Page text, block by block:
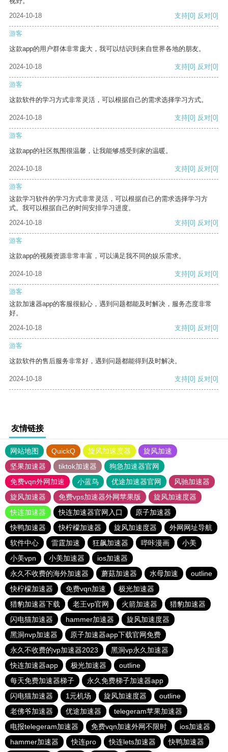
2024-10-18
支持[0] 反对[0]
游客
这款app的用户群体非常庞大，我可以结识到来自世界各地的朋友。
2024-10-18 支持[0] 反对[0]
游客
这款软件的学习方式非常灵活，可以根据自己的需求选择学习方式。
2024-10-18 支持[0] 反对[0]
游客
这款app的社区氛围很温馨，让我能够感受到家的温暖。
2024-10-18 支持[0] 反对[0]
游客
这款学习软件的学习方式非常灵活，可以根据自己的需求选择学习方
式。我可以根据自己的时间安排学习进度。
2024-10-18
支持[0] 反对[0]
游客
这款app的视频资源非常丰富，可以满足我不同的娱乐需求。
2024-10-18 支持[0] 反对[0]
游客
这款加速器app的客服很贴心，遇到问题都能及时解决，服务态度非常
好。
2024-10-18
支持[0] 反对[0]
游客
这款软件的售后服务非常好，遇到问题都能得到及时解决。
2024-10-18 支持[0] 反对[0]
友情链接
网站地图 QuickQ 旋风加速度器
旋风加速
坚果加速器
tiktok加速器
狗急加速器官网
免费vqn外网加速
小蓝鸟 优途加速器官网
风驰加速器
旋风加速器
免费vps加速器外网苹果版
旋风加速度器
快连加速器
快连加速器官网入口
原子加速器
快鸭加速器
快柠檬加速器 旋风加速度器
外网网址导航
软件中心
雷霆加速 狂飙加速器 哔咔漫画
小美
小美vpn
小美加速器
ios加速器
永久不收费的海外加速器
蘑菇加速器 水母加速
outline
快柠檬加速器
免费vqn加速
极光加速器
猎豹加速器下载
老王vp官网 火箭加速器
猎豹加速器
闪电猫加速器
hammer加速器
旋风加速度器
黑洞nvp加速器
原子加速器app下载官网免费
永久不收费的vp加速器2023
黑洞vp永久加速器
快连加速器app
极光加速器
outline
每天免费加速器梯子
永久免费梯子加速器app
闪电猫加速器
1元机场 旋风加速度器
outline
老佛爷加速器
优途加速器
telegeram苹果加速器
电报telegeram加速器
免费vqn加速外网不限时
ios加速器
hammer加速器
快连pro 快连lets加速器 快鸭加速器